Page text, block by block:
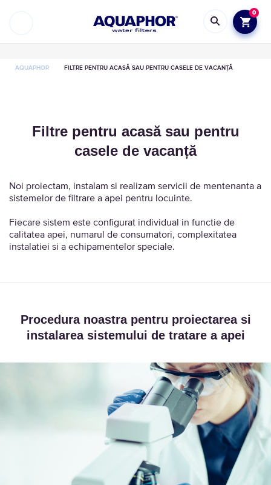
0
AQUAPHOR FILTRE PENTRU ACASĂ SAU PENTRU CASELE DE VACANȚĂ
Filtre pentru acasă sau pentru
casele de vacanță
Noi proiectam, instalam si realizam servicii de mentenanta a
sistemelor de filtrare a apei pentru locuinte.
Fiecare sistem este configurat individual in functie de
calitatea apei, numarul de consumatori, complexitatea
instalatiei si a echipamentelor speciale.
Procedura noastra pentru proiectarea si
instalarea sistemului de tratare a apei